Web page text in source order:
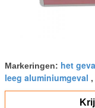
Markeringen: het
leeg aluminiumgeval ,